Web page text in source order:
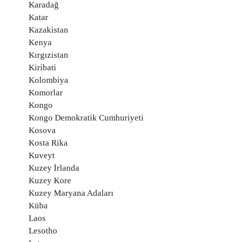
Karadağ
Katar
Kazakistan
Kenya
Kırgızistan
Kiribati
Kolombiya
Komorlar
Kongo
Kongo Demokratik Cumhuriyeti
Kosova
Kosta Rika
Kuveyt
Kuzey İrlanda
Kuzey Kore
Kuzey Maryana Adaları
Küba
Laos
Lesotho